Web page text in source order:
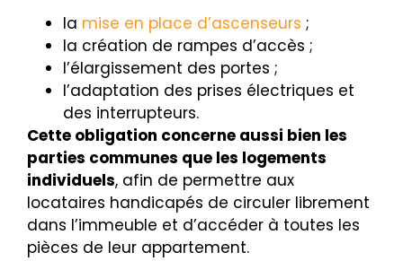
la mise en place d’ascenseurs ;
la création de rampes d’accès ;
l’élargissement des portes ;
l’adaptation des prises électriques et
des interrupteurs.
Cette obligation concerne aussi bien les
parties communes que les logements
individuels, afin de permettre aux
locataires handicapés de circuler librement
dans l’immeuble et d’accéder à toutes les
pièces de leur appartement.